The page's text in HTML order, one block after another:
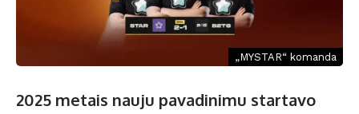
„MYSTAR“ komanda
2025 metais nauju pavadinimu startavo